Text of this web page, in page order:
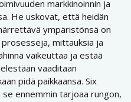
markkinoinnin ja
He uskovat, että heidän
ympäristönsä on
mittauksia ja
vaikeuttaa ja estää
vaaditaan
pidä paikkaansa. Six
ennemmin tarjoaa rungon,